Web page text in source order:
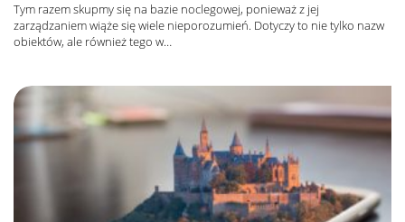
Tym razem skupmy się na bazie noclegowej, ponieważ z jej
zarządzaniem wiąże się wiele nieporozumień. Dotyczy to nie tylko nazw
obiektów, ale również tego w…